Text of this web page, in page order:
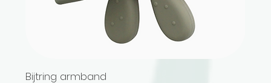
Bijtring armband